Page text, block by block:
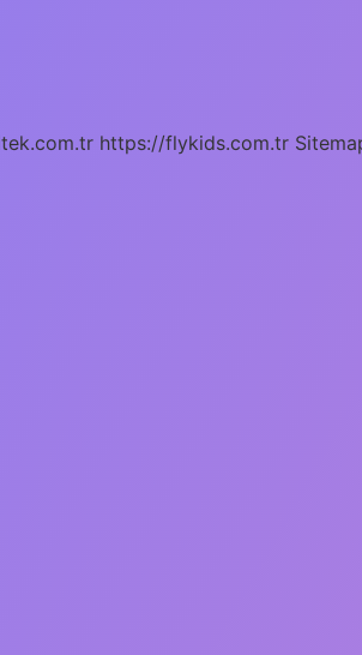
https://flykids.com.tr